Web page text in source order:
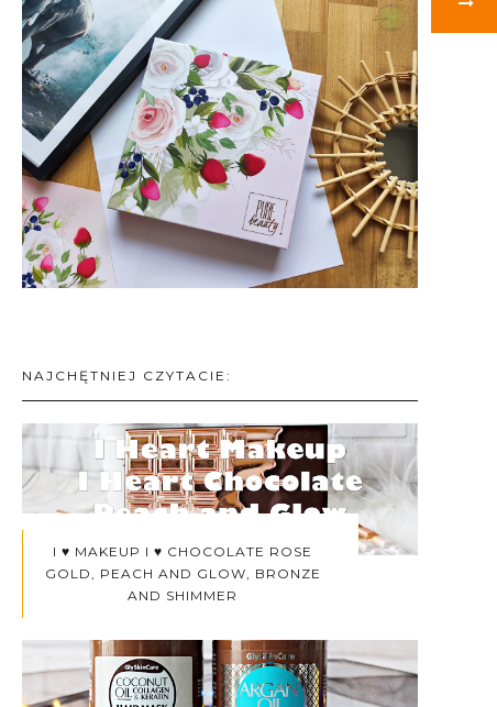
NAJCHĘTNIEJ CZYTACIE:
I ♥ MAKEUP I ♥ CHOCOLATE ROSE
GOLD, PEACH AND GLOW, BRONZE
AND SHIMMER